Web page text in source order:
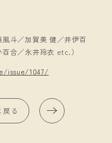
風斗／加賀美 健／井伊百
合／永井玲衣 etc.）
issue/1047/
戻る